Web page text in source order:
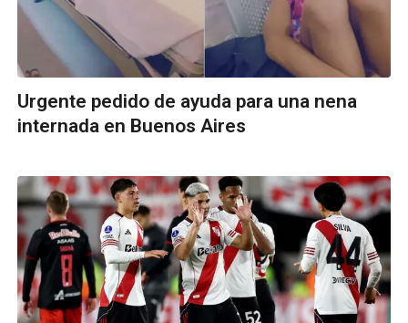
Urgente pedido de ayuda para una nena
internada en Buenos Aires